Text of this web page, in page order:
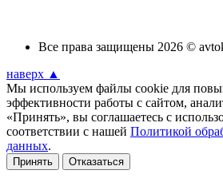
Все права защищены 2026 ©
наверх ▲
Мы используем файлы cookie для
эффективности работы с сайтом,
«Принять», вы соглашаетесь с
соответствии с нашей Политикой
данных.
Принять Отказаться